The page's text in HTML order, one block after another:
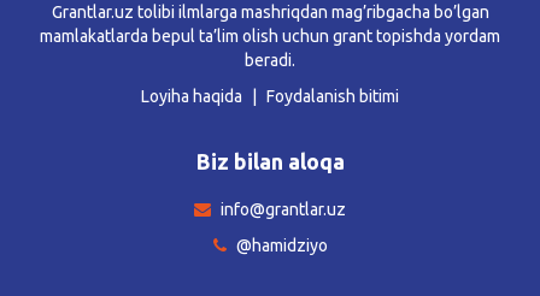
Grantlar.uz tolibi ilmlarga mashriqdan mag’ribgacha bo’lgan
mamlakatlarda bepul ta’lim olish uchun grant topishda yordam
beradi.
Loyiha haqida
Foydalanish bitimi
Biz bilan aloqa
info@grantlar.uz
@hamidziyo